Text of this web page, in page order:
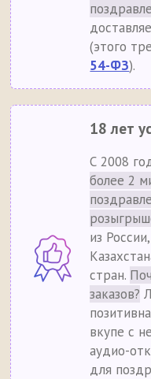
(этого
54-ФЗ).
18 лет
С 2008
более 2
из
стран.
заказов?
вкупе с
аудио-
для